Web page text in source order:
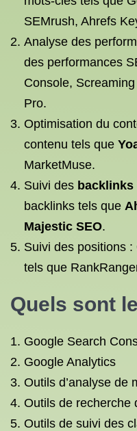
SEMrush, Ahrefs
Analyse des
des performances
Console,
Pro.
Optimisation du
contenu tels que
MarketMuse.
Suivi des backlinks
backlinks tels que
Majestic SEO.
Suivi des positions
tels que
Quels sont
Google Search
Google Analytics
Outils d’analyse de
Outils de recherche
Outils de suivi des